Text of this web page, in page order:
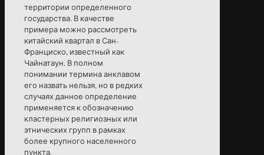
территории определенного
государства. В качестве
примера можно рассмотреть
китайский квартал в Сан-
Франциско, известный как
Чайнатаун. В полном
понимании термина анклавом
его назвать нельзя, но в редких
случаях данное определение
применяется к обозначению
кластерных религиозных или
этнических групп в рамках
более крупного населенного
пункта.